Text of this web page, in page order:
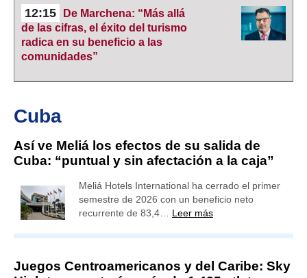
12:15
De Marchena: “Más allá
de las cifras, el éxito del turismo
radica en su beneficio a las
comunidades”
Cuba
Así ve Meliá los efectos de su salida de
Cuba: “puntual y sin afectación a la caja”
Meliá Hotels International ha cerrado el primer
semestre de 2026 con un beneficio neto
recurrente de 83,4… Leer más
Juegos Centroamericanos y del Caribe: Sky